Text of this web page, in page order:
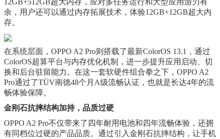
12GB+512GB超大内存，应对多任务运行和大型应用游刃有
余，用户还可以通过内存拓展技术，体验12GB+12GB超大内
存。
在系统层面，OPPO A2 Pro则搭载了最新ColorOS 13.1，通过
ColorOS超算平台与内存优化机制，进一步提升应用启动、切
换和后台驻留能力。在这一套软硬件组合拳之下，OPPO A2
Pro通过了TÜV南德48个月A级流畅认证，也就是长达4年的流
畅体验保障。
金刚石抗摔结构加持，品质过硬
OPPO A2 Pro不仅带来了四年耐用电池和四年流畅体验，还拥
有同档位过硬的产品品质。通过引入金刚石抗摔结构，让手机